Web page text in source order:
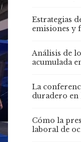
Estrategias
emisiones y
Análisis de
acumulada
La
duradero en
Cómo la
laboral de